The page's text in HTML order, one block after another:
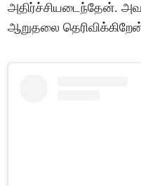
அதிர்ச்சியடைந்தேன்.
ஆறுதலை